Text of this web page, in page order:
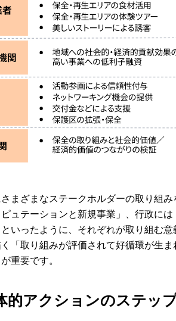
まざまなステークホルダーの取り組
ュテーションと新規事業」、行政に
いったように、それぞれが取り組む
「取り組みが評価されて好循環が生
重要です。
的アクションのステッ